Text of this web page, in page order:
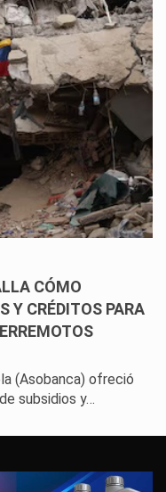
CÓMO
Y CRÉDITOS PARA
(Asobanca) ofreció
subsidios y…